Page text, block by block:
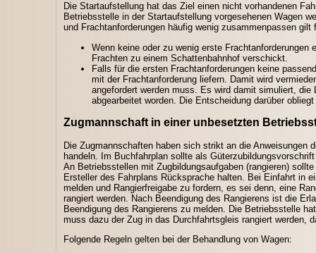
Die Startaufstellung hat das Ziel einen nicht vorhandenen
Betriebsstelle in der Startaufstellung vorgesehenen Wagen
und Frachtanforderungen häufig wenig zusammenpassen gilt
Wenn keine oder zu wenig erste
Frachten zu einem Schattenbahnhof verschickt.
Falls für die ersten Frachtanforderungen keine
mit der Frachtanforderung liefern. Damit wird
angefordert werden muss. Es wird damit simuliert, die
abgearbeitet worden. Die Entscheidung darüber
Zugmannschaft in einer unbesetzten
Die Zugmannschaften haben sich strikt an die
handeln. Im Buchfahrplan sollte als
An Betriebsstellen mit Zugbildungsaufgaben (rangieren)
Ersteller des Fahrplans Rücksprache halten. Bei Einfahrt in
melden und Rangierfreigabe zu fordern, es sei denn, eine
rangiert werden. Nach Beendigung des Rangierens ist die
Beendigung des Rangierens zu melden. Die Betriebsstelle
muss dazu der Zug in das Durchfahrtsgleis rangiert werden,
Folgende Regeln gelten bei der Behandlung von Wagen: